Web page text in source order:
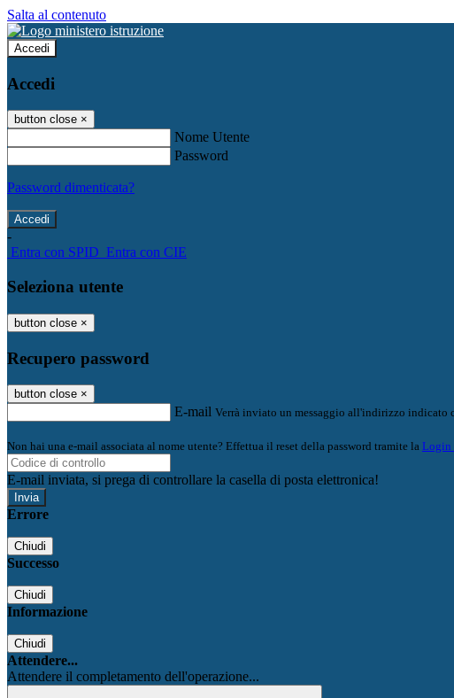
Salta al contenuto
Accedi
Accedi
button close ×
Nome Utente
Password
Password dimenticata?
-
Entra con SPID Entra con CIE
Seleziona utente
button close ×
Recupero password
button close ×
E-mail Verrà inviato un messaggio all'indirizzo indicato
Non hai una e-mail associata al nome utente? Effettua il reset della password tramite la Login
E-mail inviata, si prega di controllare la casella di posta elettronica!
Errore
Chiudi
Successo
Chiudi
Informazione
Chiudi
Attendere...
Attendere il completamento dell'operazione...